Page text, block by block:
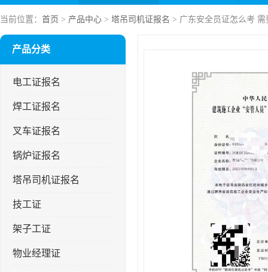
当前位置： 首页 > 产品中心 > 塔吊司机证报名 > 广东安全员证怎么考 需
产品分类
电工证报名
焊工证报名
叉车证报名
锅炉证报名
塔吊司机证报名
技工证
架子工证
物业经理证